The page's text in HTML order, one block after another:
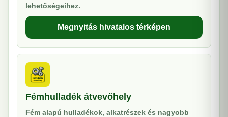
lehetőségeihez.
Megnyitás hivatalos térképen
Fémhulladék átvevőhely
Fém alapú hulladékok, alkatrészek és nagyobb